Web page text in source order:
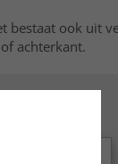
bestaat ook uit
achterkant.